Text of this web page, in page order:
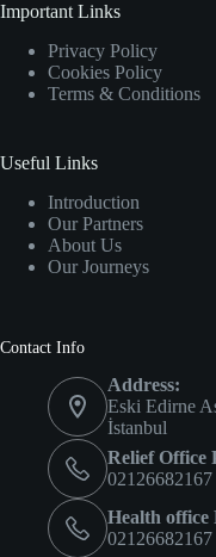
Important Links
Privacy Policy
Cookies Policy
Terms & Conditions
Useful Links
Introduction
Our Partners
About Us
Our Journeys
Contact Info
Address:
Eski Edirne
İstanbul
Relief Office
Health office
02126682167